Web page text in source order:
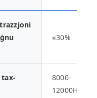
≤30%
8000-
12000H